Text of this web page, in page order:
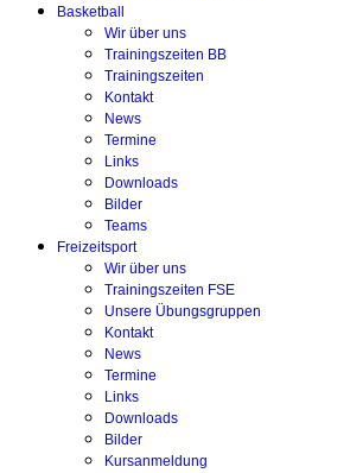
Basketball
Wir über uns
Trainingszeiten BB
Trainingszeiten
Kontakt
News
Termine
Links
Downloads
Bilder
Teams
Freizeitsport
Wir über uns
Trainingszeiten FSE
Unsere Übungsgruppen
Kontakt
News
Termine
Links
Downloads
Bilder
Kursanmeldung